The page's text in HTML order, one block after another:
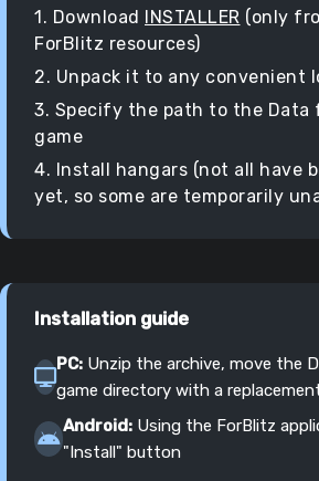
1. Download INSTALLER (only
ForBlitz resources)
2. Unpack it to any convenient
3. Specify the path to the
game
4. Install hangars (not all have
yet, so some are temporarily
Installation guide
PC: Unzip the archive, move the
game directory with a
Android: Using the ForBlitz
"Install" button